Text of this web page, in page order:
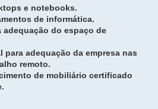
e notebooks.
de informática.
adequação do espaço de
para adequação da empresa nas
remoto.
de mobiliário certificado